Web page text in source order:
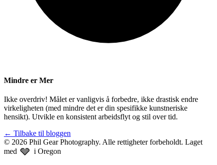
Mindre er Mer
Ikke overdriv! Målet er vanligvis å forbedre, ikke drastisk endre
virkeligheten (med mindre det er din spesifikke kunstneriske
hensikt). Utvikle en konsistent arbeidsflyt og stil over tid.
← Tilbake til bloggen
© 2026 Phil Gear Photography. Alle rettigheter forbeholdt. Laget
med 🩶 i Oregon